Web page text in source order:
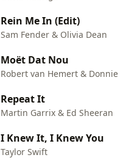
Rein Me In (Edit)
Sam Fender & Olivia Dean
Moët Dat Nou
Robert van Hemert & Donnie
Repeat It
Martin Garrix & Ed Sheeran
I Knew It, I Knew You
Taylor Swift